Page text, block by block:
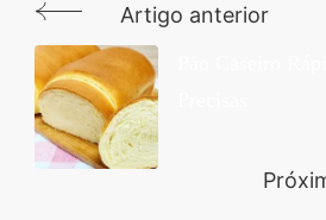
Navegação
de
post
Artigo anterior